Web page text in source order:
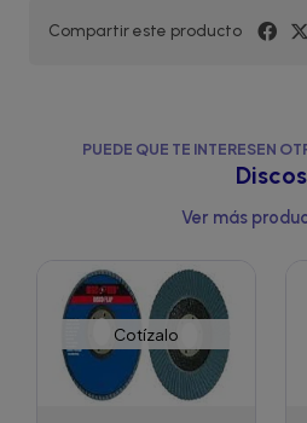
Compartir este producto
PUEDE QUE TE INTERESEN
Discos
Ver más
Cotízalo